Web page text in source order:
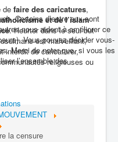
de faire des caricatures,
et de l’islam
. Heurter dans le seul but
est malveillant,
interdit de caricaturer,
religieuses ou
la censure
Certains d’entre eux sont
nous aident à améliorer ce
Vous pouvez décider vous-
Merci de noter que, si vous les
l’ensemble des